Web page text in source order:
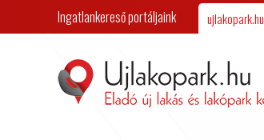
Ingatlankereső portáljaink ujlakopark.hu